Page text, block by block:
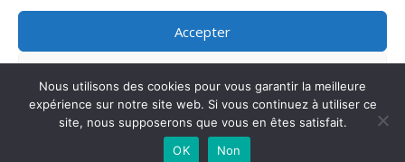
Accepter
Voir les préférences
Politique de cookies
réservés
Nous utilisons des cookies pour vous garantir la meilleure
expérience sur notre site web. Si vous continuez à utiliser ce
site, nous supposerons que vous en êtes satisfait.
OK
Non